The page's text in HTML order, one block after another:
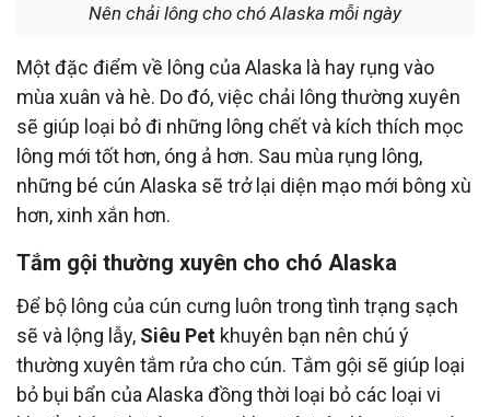
Nên chải lông cho chó Alaska mỗi ngày
Một đặc điểm về lông của Alaska là hay rụng vào
mùa xuân và hè. Do đó, việc chải lông thường xuyên
sẽ giúp loại bỏ đi những lông chết và kích thích mọc
lông mới tốt hơn, óng ả hơn. Sau mùa rụng lông,
những bé cún Alaska sẽ trở lại diện mạo mới bông xù
hơn, xinh xắn hơn.
Tắm gội thường xuyên cho chó Alaska
Để bộ lông của cún cưng luôn trong tình trạng sạch
sẽ và lộng lẫy, Siêu Pet khuyên bạn nên chú ý
thường xuyên tắm rửa cho cún. Tắm gội sẽ giúp loại
bỏ bụi bẩn của Alaska đồng thời loại bỏ các loại vi